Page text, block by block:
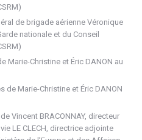
de brigade aérienne Véronique
nationale et du Conseil
Marie-Christine et Éric DANON au
de Marie-Christine et Éric DANON
Vincent BRACONNAY, directeur
LE CLECH, directrice adjointe